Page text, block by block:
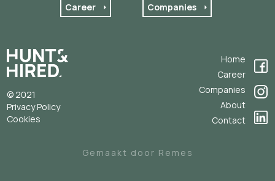
© 2021
Privacy Policy
Cookies
Career Companies
Home
Career
Companies
About
Contact
Gemaakt door Remes